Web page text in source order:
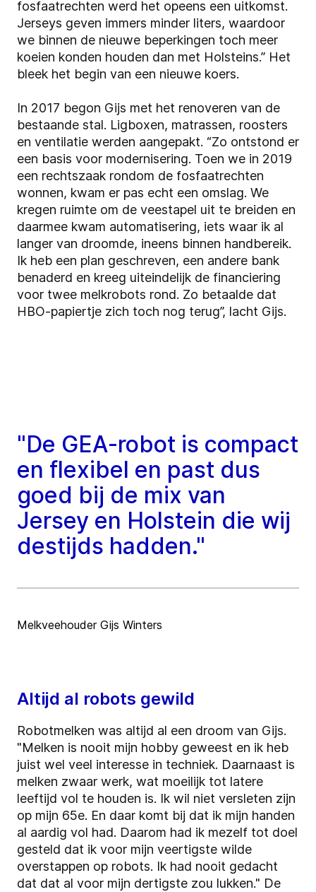
fosfaatrechten werd het opeens een uitkomst.
Jerseys geven immers minder liters, waardoor
we binnen de nieuwe beperkingen toch meer
koeien konden houden dan met Holsteins.” Het
bleek het begin van een nieuwe koers.
In 2017 begon Gijs met het renoveren van de
bestaande stal. Ligboxen, matrassen, roosters
en ventilatie werden aangepakt. “Zo ontstond er
een basis voor modernisering. Toen we in 2019
een rechtszaak rondom de fosfaatrechten
wonnen, kwam er pas echt een omslag. We
kregen ruimte om de veestapel uit te breiden en
daarmee kwam automatisering, iets waar ik al
langer van droomde, ineens binnen handbereik.
Ik heb een plan geschreven, een andere bank
benaderd en kreeg uiteindelijk de financiering
voor twee melkrobots rond. Zo betaalde dat
HBO-papiertje zich toch nog terug”, lacht Gijs.
"De GEA-robot is compact
en flexibel en past dus
goed bij de mix van
Jersey en Holstein die wij
destijds hadden."
Melkveehouder Gijs Winters
Altijd al robots gewild
Robotmelken was altijd al een droom van Gijs.
"Melken is nooit mijn hobby geweest en ik heb
juist wel veel interesse in techniek. Daarnaast is
melken zwaar werk, wat moeilijk tot latere
leeftijd vol te houden is. Ik wil niet versleten zijn
op mijn 65e. En daar komt bij dat ik mijn handen
al aardig vol had. Daarom had ik mezelf tot doel
gesteld dat ik voor mijn veertigste wilde
overstappen op robots. Ik had nooit gedacht
dat dat al voor mijn dertigste zou lukken." De